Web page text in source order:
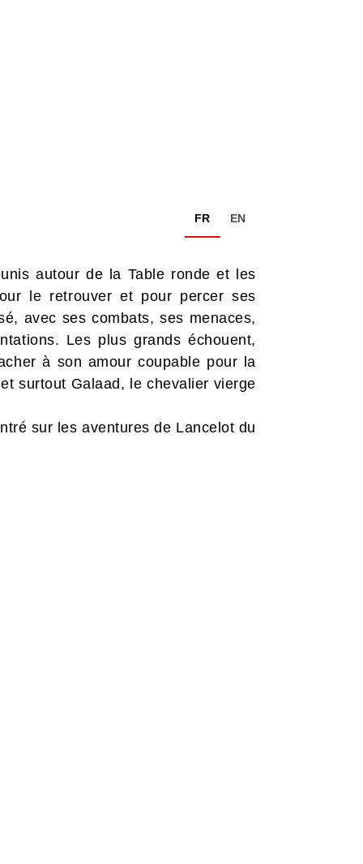
FR EN
autour de la Table ronde et les
le retrouver et pour percer ses
avec ses combats, ses menaces,
Les plus grands échouent,
à son amour coupable pour la
surtout Galaad, le chevalier vierge
sur les aventures de Lancelot du